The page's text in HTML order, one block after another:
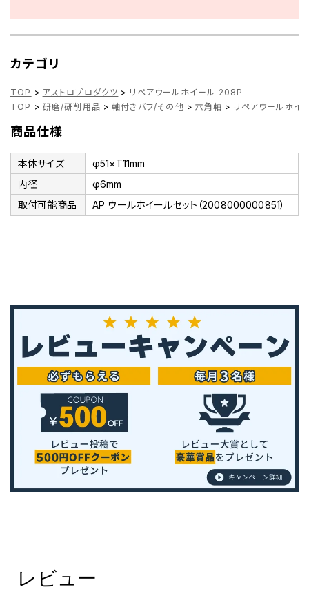
カテゴリ
TOP > アストロプロダクツ > リペアウールホイール 208P
TOP > 研磨/研削用品 > 軸付きバフ/その他 > 六角軸 > リペアウールホイ
商品仕様
本体サイズ
φ51×T11mm
内径
φ6mm
取付可能商品
AP ウールホイールセット（2008000000851）
レビュー